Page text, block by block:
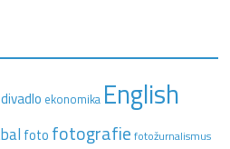
divadlo ekonomika English
foto fotografie fotožurnalismus